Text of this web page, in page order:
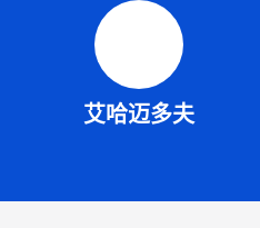
艾哈迈多夫